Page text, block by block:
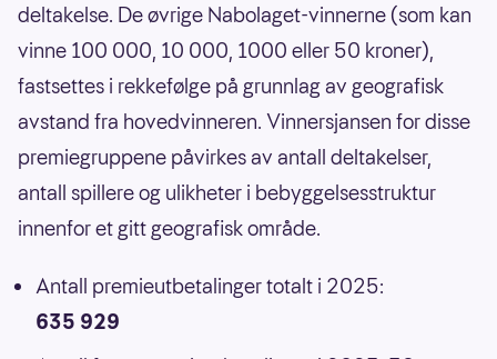
deltakelse. De øvrige Nabolaget-vinnerne (som kan
vinne 100 000, 10 000, 1000 eller 50 kroner),
fastsettes i rekkefølge på grunnlag av geografisk
avstand fra hovedvinneren. Vinnersjansen for disse
premiegruppene påvirkes av antall deltakelser,
antall spillere og ulikheter i bebyggelsesstruktur
innenfor et gitt geografisk område.
Antall premieutbetalinger totalt i 2025:
635 929